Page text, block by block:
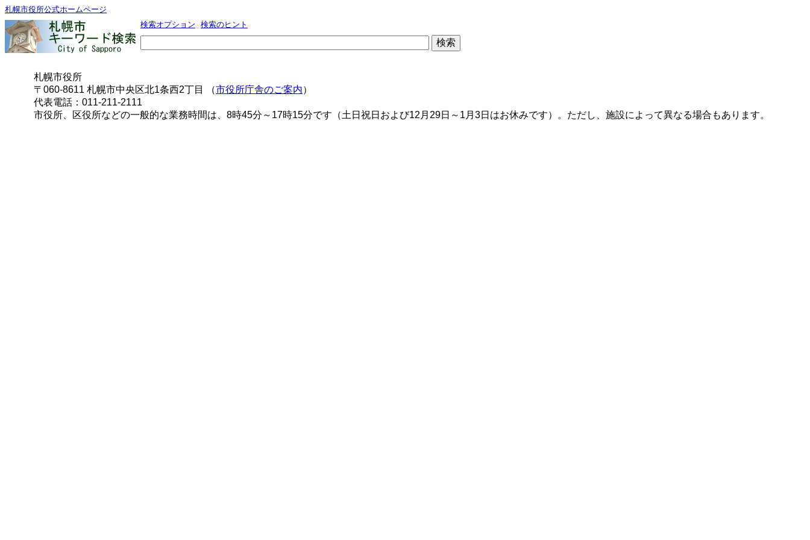
札幌市役所公式ホームページ
検索オプション
検索のヒント
札幌市役所
〒060-8611 札幌市中央区北1条西2丁目 （市役所庁舎のご案内）
代表電話：011-211-2111
市役所、区役所などの一般的な業務時間は、8時45分～17時15分です（土日祝日および12月29日～1月3日はお休みです）。ただし、施設によって異なる場合もあります。